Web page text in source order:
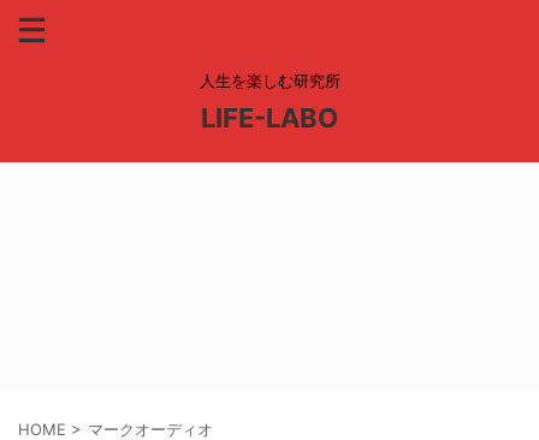
人生を楽しむ研究所
LIFE-LABO
HOME > マークオーディオ